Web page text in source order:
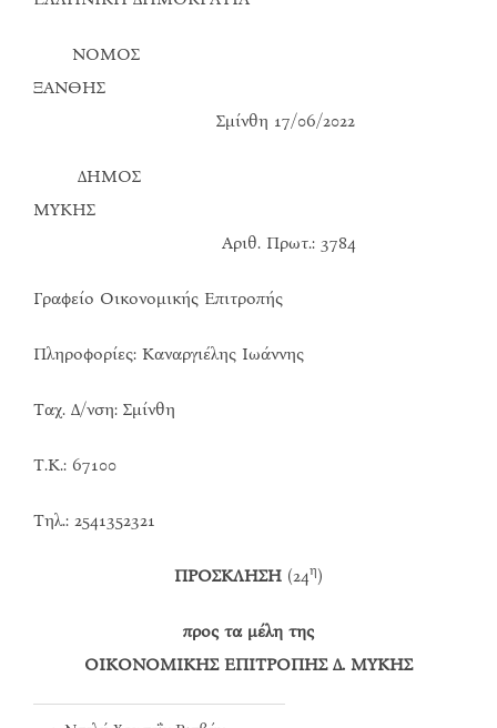
ΝΟΜΟΣ
ΞΑΝΘΗΣ
Σμίνθη 17/06/2022
ΔΗΜΟΣ
ΜΥΚΗΣ
Αριθ. Πρωτ.: 3784
Γραφείο Οικονομικής Επιτροπής
Πληροφορίες: Καναργιέλης Ιωάννης
Ταχ. Δ/νση: Σμίνθη
Τ.Κ.: 67100
Τηλ.: 2541352321
ΠΡΟΣΚΛΗΣΗ (24η)
προς τα μέλη της
ΟΙΚΟΝΟΜΙΚΗΣ ΕΠΙΤΡΟΠΗΣ Δ. ΜΥΚΗΣ